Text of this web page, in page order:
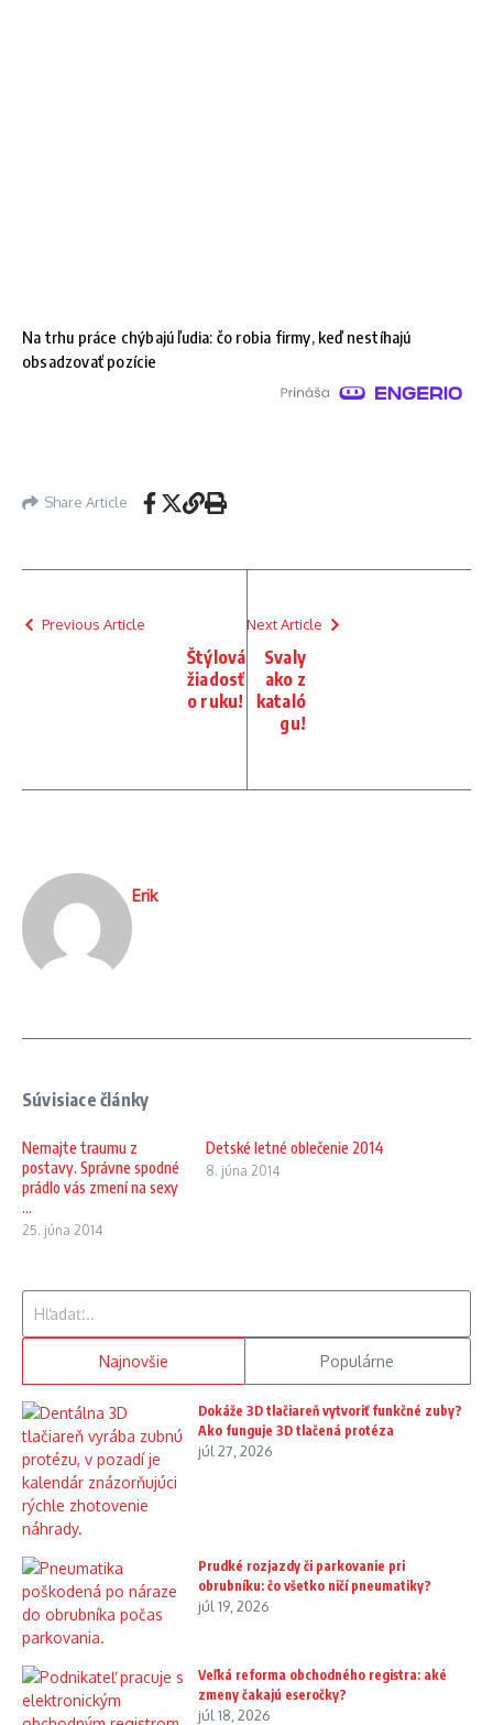
Na trhu práce chýbajú ľudia: čo robia firmy, keď nestíhajú
obsadzovať pozície
Share Article
Previous Article
Štýlová
žiadosť
o ruku!
Next Article
Svaly
ako z
kataló
gu!
Erik
Súvisiace články
Nemajte traumu z
postavy. Správne spodné
prádlo vás zmení na sexy
...
25. júna 2014
Detské letné oblečenie 2014
8. júna 2014
Najnovšie Populárne
Dokáže 3D tlačiareň vytvoriť funkčné zuby?
Ako funguje 3D tlačená protéza
júl 27, 2026
Prudké rozjazdy či parkovanie pri
obrubníku: čo všetko ničí pneumatiky?
júl 19, 2026
Veľká reforma obchodného registra: aké
zmeny čakajú eseročky?
júl 18, 2026